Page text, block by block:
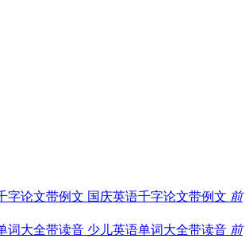
国庆英语千字论文带例文 前
少儿英语单词大全带读音 前